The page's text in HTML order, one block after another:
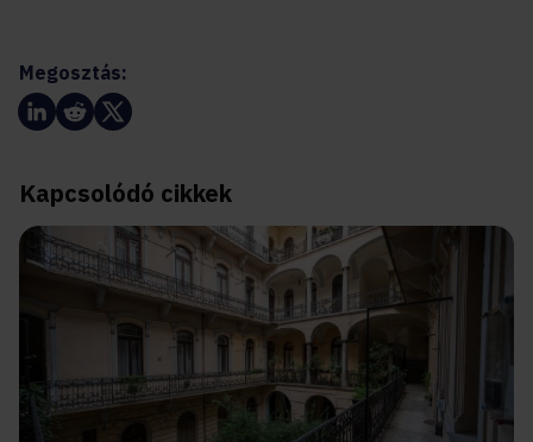
Megosztás:
Kapcsolódó cikkek